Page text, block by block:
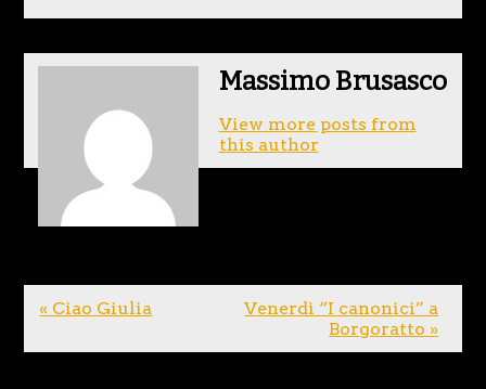
Massimo Brusasco
View more posts from
this author
« Ciao Giulia
Venerdì “I canonici” a
Borgoratto »